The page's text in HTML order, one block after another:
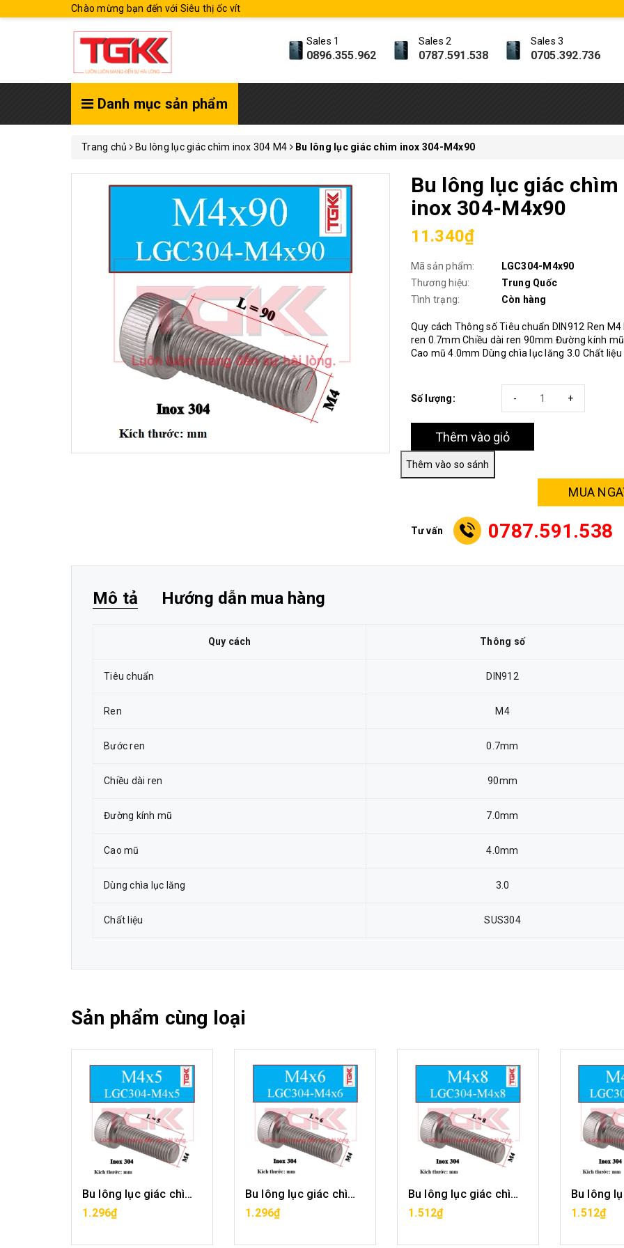
Chào mừng bạn đến với Siêu thị ốc vít
Sales 1
0896.355.962
Sales 2
0787.591.538
Sales 3
0705.392.736
Danh mục sản phẩm
Trang chủ Bu lông lục giác chìm inox 304 M4 Bu lông lục giác chìm inox 304-M4x90
Bu lông lục giác chìm
inox 304-M4x90
11.340₫
Mã sản phẩm:
LGC304-M4x90
Thương hiệu:
Trung Quốc
Tình trạng:
Còn hàng
Quy cách Thông số Tiêu chuẩn DIN912 Ren M4
ren 0.7mm Chiều dài ren 90mm Đường kính
Cao mũ 4.0mm Dùng chìa lục lăng 3.0 Chất liệu
Số lượng: +
-
Thêm vào giỏ
MUA
Tư vấn 0787.591.538
Mô tả Hướng dẫn mua hàng
Quy cách Thông số
Tiêu chuẩn DIN912
Ren M4
Bước ren 0.7mm
Chiều dài ren 90mm
Đường kính mũ 7.0mm
Cao mũ 4.0mm
Dùng chìa lục lăng 3.0
Chất liệu SUS304
Sản phẩm cùng loại
Bu lông lục giác chìm inox 304-M4x5
1.296₫
MUA HÀNG
Bu lông lục giác chìm inox 304-M4x6
1.296₫
MUA HÀNG
Bu lông lục giác chìm inox 304-M4x8
1.512₫
MUA HÀNG
1.512₫